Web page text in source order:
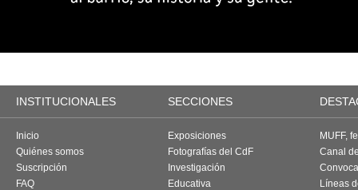
INSTITUCIONALES SECCIONES
Inicio
Quiénes somos
Suscripción
FAQ
Exposiciones
Fotografías del CdF
Investigación
Educativa
MUFF,
Canal
Líneas